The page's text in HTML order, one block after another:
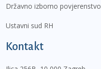
Državno izborno povjerenstvo
Ustavni sud RH
Kontakt